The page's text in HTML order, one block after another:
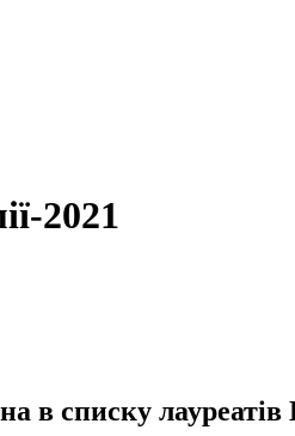
2021
списку лауреатів